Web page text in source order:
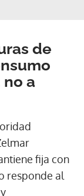
de
a
fija con
responde al